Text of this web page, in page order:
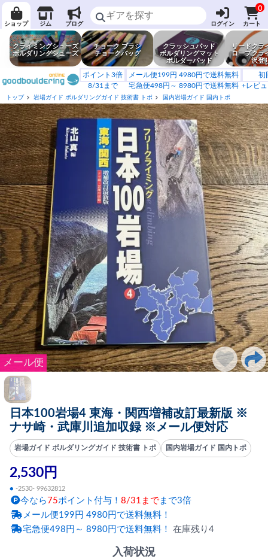
ショップ ジム ブログ ログイン
0
カート
クライミングシューズ
ボルダリングシューズ
チョーク ブラシ
チョークバッグ
クラッシュパッド
ボルダリングマット
ボルダーパッド
リードクラ
ロープクラ
沢登
ポイント3倍
8/31まで
メール便199円 4980円で送料無料
宅急便498円～ 8980円で送料無料
初
+レビ
トップ 岩場ガイド ボルダリングガイド 技術書 トポ 国内岩場ガイド 国内トポ
メール便
日本100岩場4 東海・関西増補改訂最新版 ※
ナサ崎・武庫川追加収録 ※メール便対応
岩場ガイド ボルダリングガイド 技術書 トポ 国内岩場ガイド 国内トポ
2,530円
● -2530- 99632812
今なら 75ポイント付与！ 8/31まで まで3倍
メール便199円 4980円で送料無料！
宅急便498円～ 8980円で送料無料！ 在庫残り4
入荷状況